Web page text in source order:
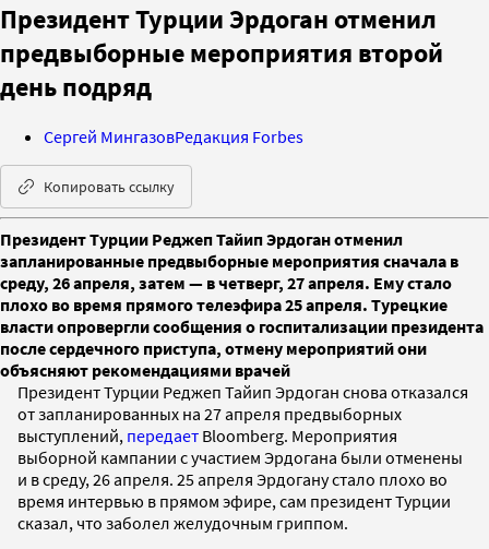
Президент Турции Эрдоган отменил
предвыборные мероприятия второй
день подряд
Сергей МингазовРедакция Forbes
Копировать ссылку
Президент Турции Реджеп Тайип Эрдоган отменил
запланированные предвыборные мероприятия сначала в
среду, 26 апреля, затем — в четверг, 27 апреля. Ему стало
плохо во время прямого телеэфира 25 апреля. Турецкие
власти опровергли сообщения о госпитализации президента
после сердечного приступа, отмену мероприятий они
объясняют рекомендациями врачей
Президент Турции Реджеп Тайип Эрдоган снова отказался
от запланированных на 27 апреля предвыборных
выступлений, передает Bloomberg. Мероприятия
выборной кампании с участием Эрдогана были отменены
и в среду, 26 апреля. 25 апреля Эрдогану стало плохо во
время интервью в прямом эфире, сам президент Турции
сказал, что заболел желудочным гриппом.